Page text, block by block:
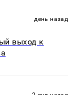
день назад
выход к